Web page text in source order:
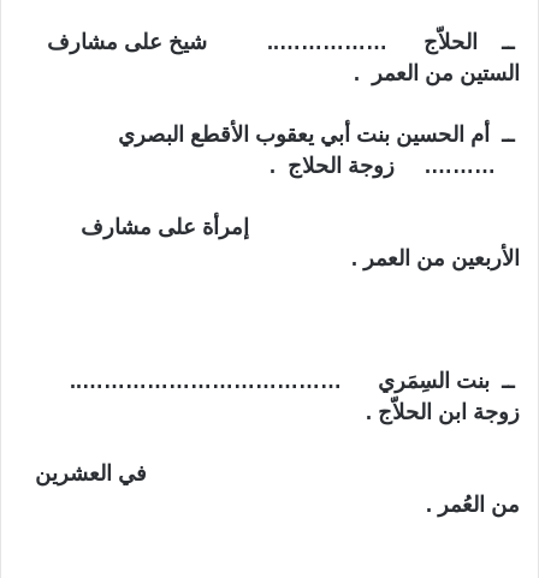
ــ الحلاّج …………….. شيخ على مشارف
الستين من العمر .
ــ أم الحسين بنت أبي يعقوب الأقطع البصري
………. زوجة الحلاج .
إمرأة على مشارف
الأربعين من العمر .
ــ بنت السِمَري ………………………………..
زوجة ابن الحلاّج .
في العشرين
من العُمر .